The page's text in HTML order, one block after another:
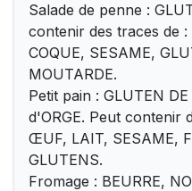
Salade de penne :
contenir des traces de
COQUE, SESAME,
MOUTARDE.
Petit pain : GLUTEN
d'ORGE. Peut contenir
ŒUF, LAIT, SESAME,
GLUTENS.
Fromage : BEURRE,